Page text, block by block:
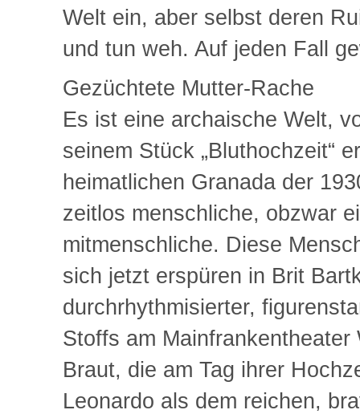
Welt ein, aber selbst deren
und tun weh. Auf jeden Fall
Gezüchtete Mutter-Rache
Es ist eine archaische Welt,
seinem Stück „Bluthochzeit“
heimatlichen Granada der
zeitlos menschliche, obzwar
mitmenschliche. Diese
sich jetzt erspüren in Brit
durchrhythmisierter,
Stoffs am
Braut, die am Tag ihrer
Leonardo als dem reichen,